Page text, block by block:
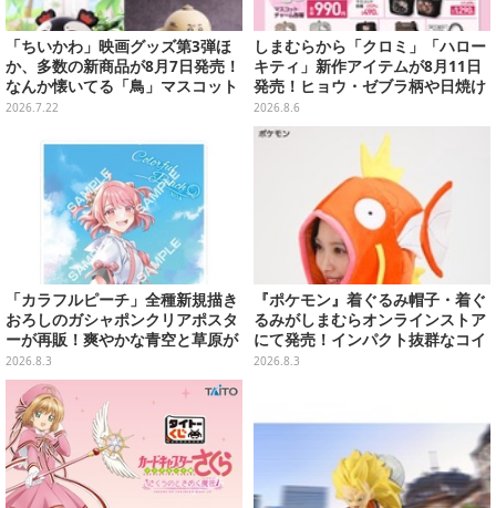
「ちいかわ」映画グッズ第3弾ほ
か、多数の新商品が8月7日発売！
なんか懐いてる「鳥」マスコット
や場面写アイテムなど必見のライ
2026.7.22
しまむらから「クロミ」「ハロー
キティ」新作アイテムが8月11日
発売！ヒョウ・ゼブラ柄や日焼け
デザインの可愛い雑貨・アパレル
など多数
2026.8.6
「カラフルピーチ」全種新規描き
おろしのガシャポンクリアポスタ
ーが再販！爽やかな青空と草原が
イメージのイラスト全12種
2026.8.3
『ポケモン』着ぐるみ帽子・着ぐ
るみがしまむらオンラインストア
にて発売！インパクト抜群なコイ
キング、翼付きリザードンなど
2026.8.3